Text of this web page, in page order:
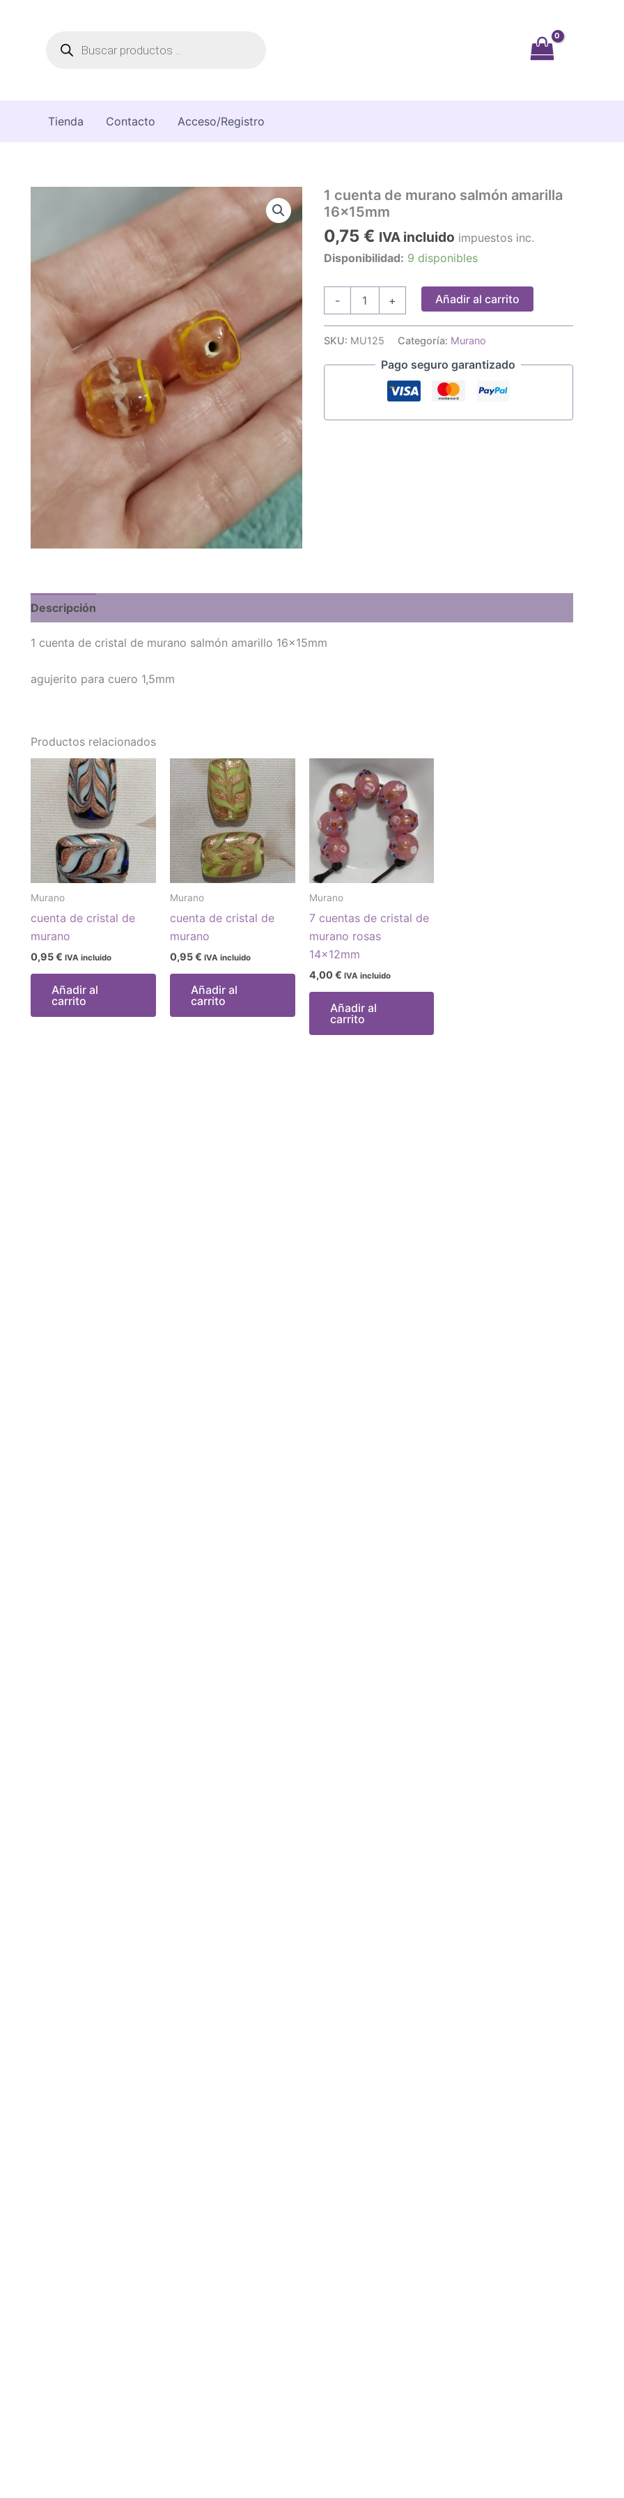
Tienda Contacto Acceso/Registro
1 cuenta de murano salmón amarilla
16x15mm
0,75 € IVA incluido impuestos inc.
Disponibilidad: 9 disponibles
-
murano
salmón
amarilla
+ Añadir al carrito
SKU: MU125 Categoría: Murano
Pago seguro garantizado
Descripción
1 cuenta de cristal de murano salmón amarillo 16x15mm
agujerito para cuero 1,5mm
Productos relacionados
Murano
cuenta de cristal de
murano
0,95€ IVA incluido
Añadir al
carrito
Murano
cuenta de cristal de
murano
0,95€ IVA incluido
Añadir al
carrito
Murano
7 cuentas de cristal de
murano rosas
14x12mm
4,00 € IVA incluido
Añadir al
carrito